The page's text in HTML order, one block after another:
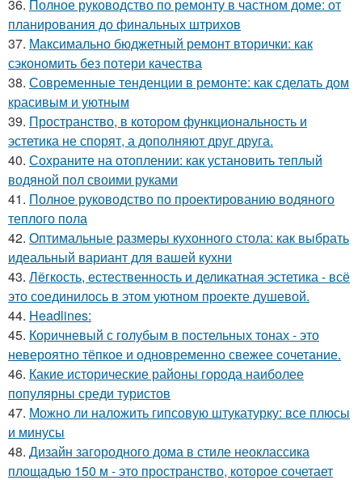
36. Полное руководство по ремонту в частном доме: от
планирования до финальных штрихов
37. Максимально бюджетный ремонт вторички: как
сэкономить без потери качества
38. Современные тенденции в ремонте: как сделать дом
красивым и уютным
39. Пространство, в котором функциональность и
эстетика не спорят, а дополняют друг друга.
40. Сохраните на отоплении: как установить теплый
водяной пол своими руками
41. Полное руководство по проектированию водяного
теплого пола
42. Оптимальные размеры кухонного стола: как выбрать
идеальный вариант для вашей кухни
43. Лёгкость, естественность и деликатная эстетика - всё
это соединилось в этом уютном проекте душевой.
44. Headlines:
45. Коричневый с голубым в постельных тонах - это
невероятно тёпкое и одновременно свежее сочетание.
46. Какие исторические районы города наиболее
популярны среди туристов
47. Можно ли наложить гипсовую штукатурку: все плюсы
и минусы
48. Дизайн загородного дома в стиле неоклассика
площадью 150 м - это пространство, которое сочетает